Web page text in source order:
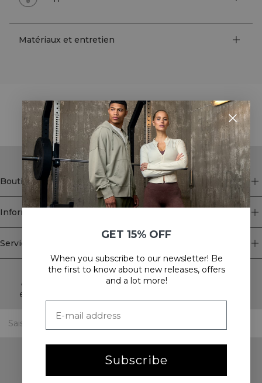
Matériaux et entretien
STYLE WITH
Boutique
Information
Service client
Newsletter
Abonnez-vous à notre newsletter! Recevez des offres
exclusives, nos dernières nouvelles et bien plus encore.
GET 15% OFF
When you subscribe to our newsletter! Be
the first to know about new releases, offers
and a lot more!
Subscribe